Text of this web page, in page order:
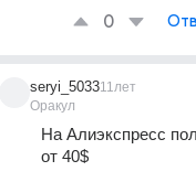
0
seryi_5033
Оракул
11лет
На Алиэкспресс
от 40$